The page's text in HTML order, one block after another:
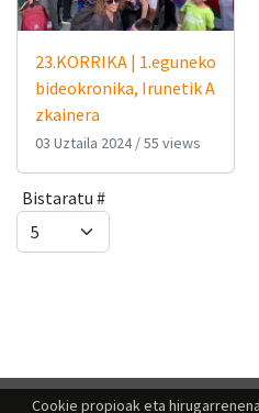
Cookie propioak eta
23.KORRIKA | 1.eguneko
bideokronika, Irunetik A
zkainera
03 Uztaila 2024/55 views
Bistaratu #